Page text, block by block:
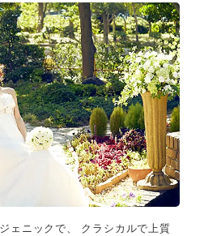
ェニックで、 クラシカルで上質